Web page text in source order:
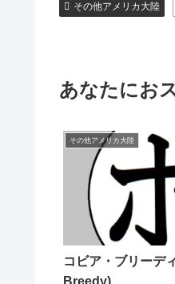
その他アメリカ大陸
あなたにお
その他アメリカ大陸
コビア・ブリーデ